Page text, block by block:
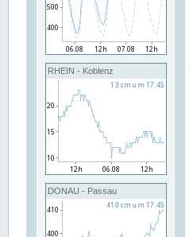
RHEIN - Koblenz
DONAU - Passau